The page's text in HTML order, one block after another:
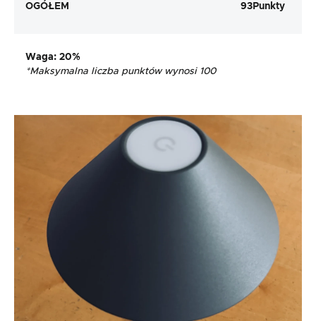
OGÓŁEM 93Punkty
Waga: 20%
*Maksymalna liczba punktów wynosi 100